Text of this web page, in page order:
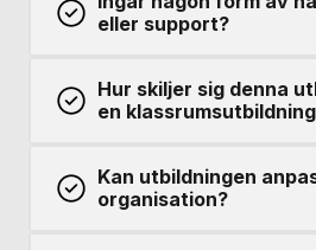
eller support?
Hur skiljer sig denna
en
Kan utbildningen
organisation?